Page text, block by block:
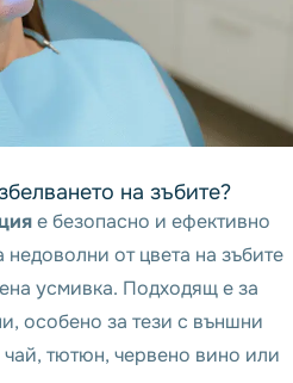
на зъбите?
е безопасно и ефективно
от цвета на зъбите
усмивка. Подходящ е за
особено за тези с външни
тютюн, червено вино или